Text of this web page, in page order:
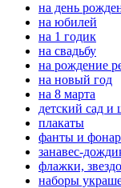
на день
на юбилей
на 1 годик
на свадьбу
на рождение
на новый год
на 8 марта
детский сад и
плакаты
фанты и
занавес-
флажки,
наборы